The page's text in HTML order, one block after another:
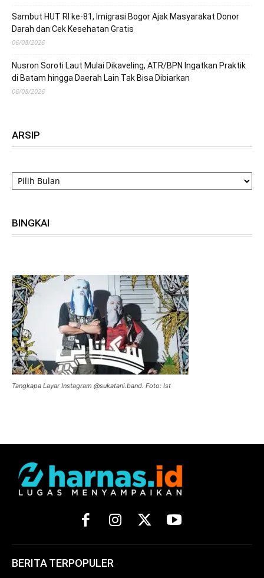
Sambut HUT RI ke-81, Imigrasi Bogor Ajak Masyarakat Donor
Darah dan Cek Kesehatan Gratis
06/08/2026
Nusron Soroti Laut Mulai Dikaveling, ATR/BPN Ingatkan Praktik
di Batam hingga Daerah Lain Tak Bisa Dibiarkan
06/08/2026
ARSIP
ARSIP
BINGKAI
Tangkapa Layar Instagram @sukatani.band. Foto: Ist
BERITA TERPOPULER